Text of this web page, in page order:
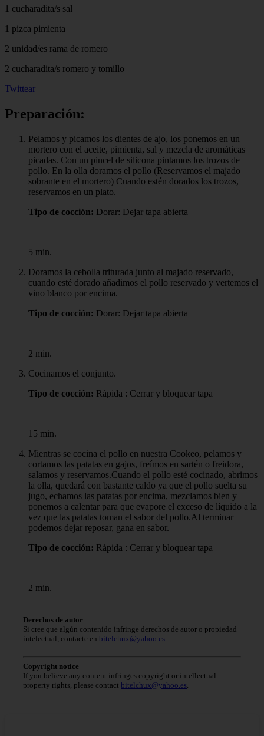
1 cucharadita/s sal
1 pizca pimienta
2 unidad/es rama de romero
2 cucharadita/s romero y tomillo
Twittear
Preparación:
Pelamos y picamos los dientes de ajo, los ponemos en un
mortero con el aceite, pimienta, sal y mezcla de aromáticas
picadas. Con un pincel de silicona pintamos los trozos de
pollo. En la olla doramos el pollo (Reservamos el majado
sobrante en el mortero) Cuando estén dorados los trozos,
reservamos en un plato.
Tipo de cocción: Dorar: Dejar tapa abierta
5 min.
Doramos la cebolla triturada junto al majado reservado,
cuando esté dorado añadimos el pollo reservado y vertemos el
vino blanco por encima.
Tipo de cocción: Dorar: Dejar tapa abierta
2 min.
Cocinamos el conjunto.
Tipo de cocción: Rápida : Cerrar y bloquear tapa
15 min.
Mientras se cocina el pollo en nuestra Cookeo, pelamos y
cortamos las patatas en gajos, freímos en sartén o freidora,
salamos y reservamos.Cuando el pollo esté cocinado, abrimos
la olla, quedará con bastante caldo ya que el pollo suelta su
jugo, echamos las patatas por encima, mezclamos bien y
ponemos a calentar para que evapore el exceso de líquido a la
vez que las patatas toman el sabor del pollo.Al terminar
podemos dejar reposar, gana en sabor.
Tipo de cocción: Rápida : Cerrar y bloquear tapa
2 min.
Derechos de autor
Si cree que algún contenido infringe derechos de autor o propiedad
intelectual, contacte en bitelchux@yahoo.es
Copyright notice
If you believe any content infringes copyright or intellectual
property rights, please contact bitelchux@yahoo.es